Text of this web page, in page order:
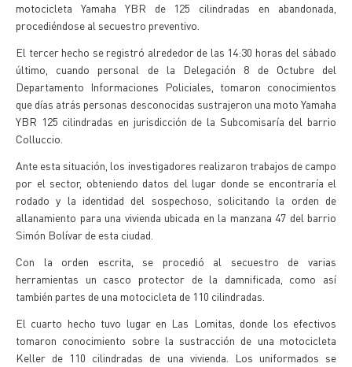
motocicleta Yamaha YBR de 125 cilindradas en abandonada,
procediéndose al secuestro preventivo.
El tercer hecho se registró alrededor de las 14:30 horas del sábado
último, cuando personal de la Delegación 8 de Octubre del
Departamento Informaciones Policiales, tomaron conocimientos
que días atrás personas desconocidas sustrajeron una moto Yamaha
YBR 125 cilindradas en jurisdicción de la Subcomisaría del barrio
Colluccio.
Ante esta situación, los investigadores realizaron trabajos de campo
por el sector, obteniendo datos del lugar donde se encontraría el
rodado y la identidad del sospechoso, solicitando la orden de
allanamiento para una vivienda ubicada en la manzana 47 del barrio
Simón Bolívar de esta ciudad.
Con la orden escrita, se procedió al secuestro de varias
herramientas un casco protector de la damnificada, como así
también partes de una motocicleta de 110 cilindradas.
El cuarto hecho tuvo lugar en Las Lomitas, donde los efectivos
tomaron conocimiento sobre la sustracción de una motocicleta
Keller de 110 cilindradas de una vivienda. Los uniformados se